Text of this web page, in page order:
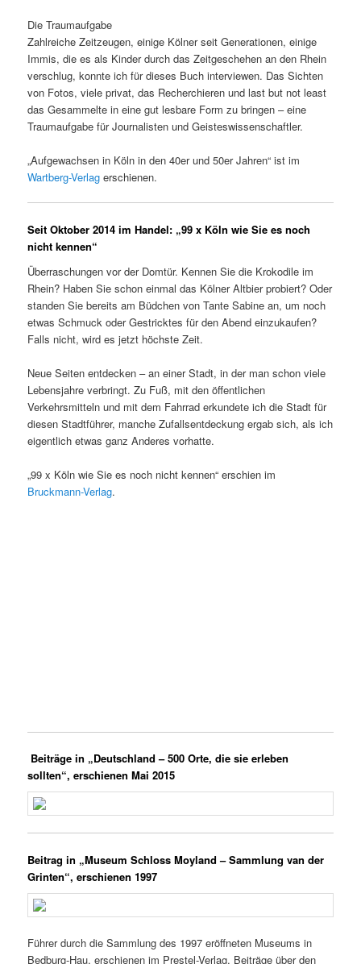
Die Traumaufgabe
Zahlreiche Zeitzeugen, einige Kölner seit Generationen, einige
Immis, die es als Kinder durch das Zeitgeschehen an den Rhein
verschlug, konnte ich für dieses Buch interviewen. Das Sichten
von Fotos, viele privat, das Recherchieren und last but not least
das Gesammelte in eine gut lesbare Form zu bringen – eine
Traumaufgabe für Journalisten und Geisteswissenschaftler.
„Aufgewachsen in Köln in den 40er und 50er Jahren“ ist im
Wartberg-Verlag erschienen.
Seit Oktober 2014 im Handel: „99 x Köln wie Sie es noch
nicht kennen“
Überraschungen vor der Domtür. Kennen Sie die Krokodile im
Rhein? Haben Sie schon einmal das Kölner Altbier probiert? Oder
standen Sie bereits am Büdchen von Tante Sabine an, um noch
etwas Schmuck oder Gestricktes für den Abend einzukaufen?
Falls nicht, wird es jetzt höchste Zeit.
Neue Seiten entdecken – an einer Stadt, in der man schon viele
Lebensjahre verbringt. Zu Fuß, mit den öffentlichen
Verkehrsmitteln und mit dem Fahrrad erkundete ich die Stadt für
diesen Stadtführer, manche Zufallsentdeckung ergab sich, als ich
eigentlich etwas ganz Anderes vorhatte.
„99 x Köln wie Sie es noch nicht kennen“ erschien im
Bruckmann-Verlag.
Beiträge in „Deutschland – 500 Orte, die sie erleben
sollten“, erschienen Mai 2015
Beitrag in „Museum Schloss Moyland – Sammlung van der
Grinten“, erschienen 1997
Führer durch die Sammlung des 1997 eröffneten Museums in
Bedburg-Hau, erschienen im Prestel-Verlag. Beiträge über den